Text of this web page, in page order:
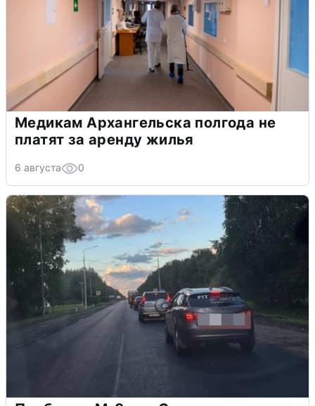
Медикам Архангельска полгода не
платят за аренду жилья
6 августа 0